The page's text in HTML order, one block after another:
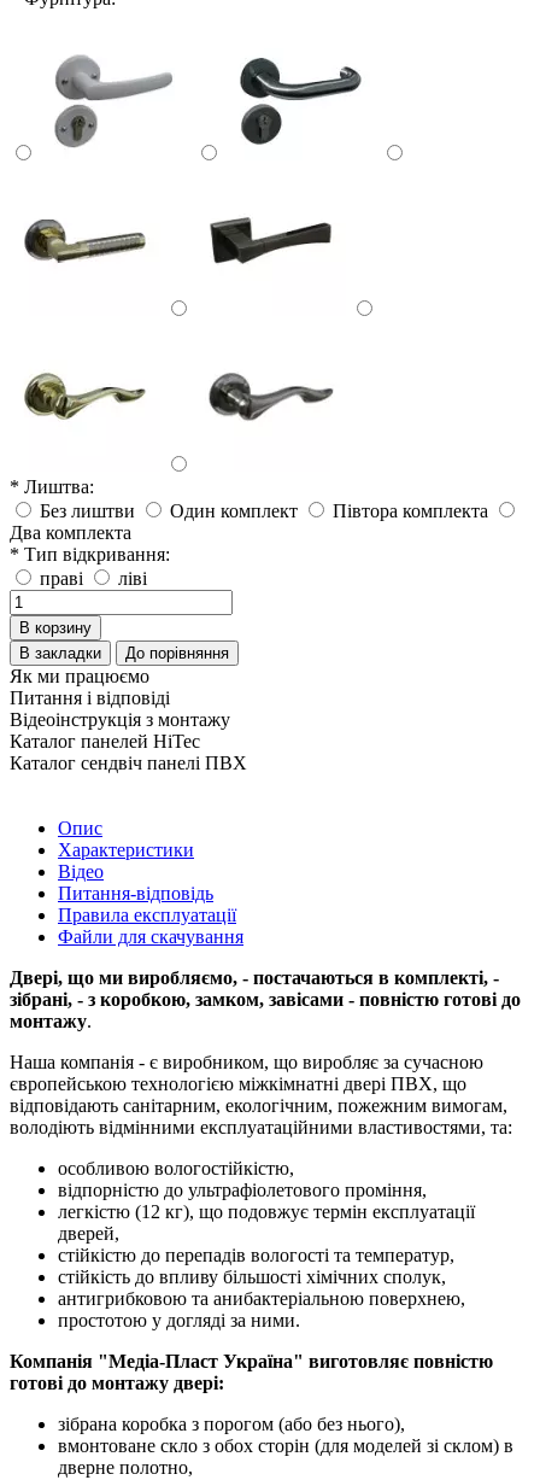
* Лиштва:
Без лиштви
Один комплект
Півтора комплекта
Два комплекта
* Тип відкривання:
праві
ліві
В корзину
В закладки
До порівняння
Як ми працюємо
Питання і відповіді
Відеоінструкція з монтажу
Каталог панелей HiTec
Каталог сендвіч панелі ПВХ
Опис
Характеристики
Відео
Питання-відповідь
Правила експлуатації
Файли для скачування
Двері, що ми виробляємо, - постачаються в комплекті, -
зібрані, - з коробкою, замком, завісами - повністю готові до
монтажу.
Наша компанія - є виробником, що виробляє за сучасною
європейською технологією міжкімнатні двері ПВХ, що
відповідають санітарним, екологічним, пожежним вимогам,
володіють відмінними експлуатаційними властивостями, та:
особливою вологостійкістю,
відпорністю до ультрафіолетового проміння,
легкістю (12 кг), що подовжує термін експлуатації
дверей,
стійкістю до перепадів вологості та температур,
стійкість до впливу більшості хімічних сполук,
антигрибковою та анибактеріальною поверхнею,
простотою у догляді за ними.
Компанія "Медіа-Пласт Україна" виготовляє повністю
готові до монтажу двері:
зібрана коробка з порогом (або без нього),
вмонтоване скло з обох сторін (для моделей зі склом) в
дверне полотно,